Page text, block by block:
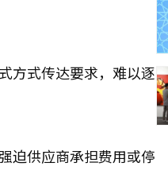
方式传达要求，难以逐
迫供应商承担费用或停